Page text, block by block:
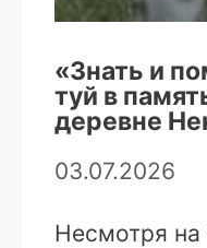
«Знать и
туй в
деревне
03.07.2026
Несмотря на